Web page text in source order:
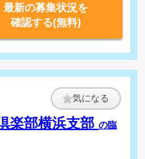
最新の募集状況を
確認する(無料)
気になる
楽部横浜支部の臨